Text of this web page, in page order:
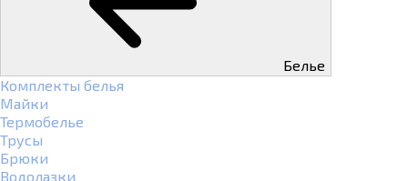
Белье
Комплекты белья
Майки
Термобелье
Трусы
Брюки
Водолазки